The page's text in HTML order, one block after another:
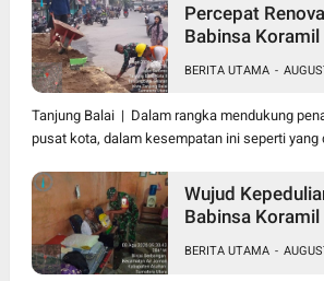
Percepat
Babinsa
dan DLH
Gotong Royong
BERITA UTAMA -
Tanjung Balai | Dalam rangka mendukung
pusat kota, dalam kesempatan ini seperti yang
Wujud
Babinsa
Serahkan
BERITA UTAMA -